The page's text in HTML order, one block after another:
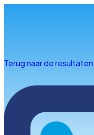
Terug naar de resultaten